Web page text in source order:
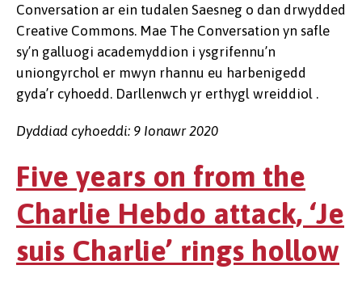
Conversation ar ein tudalen Saesneg o dan drwydded
Creative Commons. Mae The Conversation yn safle
sy’n galluogi academyddion i ysgrifennu’n
uniongyrchol er mwyn rhannu eu harbenigedd
gyda’r cyhoedd. Darllenwch yr erthygl wreiddiol .
Dyddiad cyhoeddi: 9 Ionawr 2020
Five years on from the
Charlie Hebdo attack, ‘Je
suis Charlie’ rings hollow